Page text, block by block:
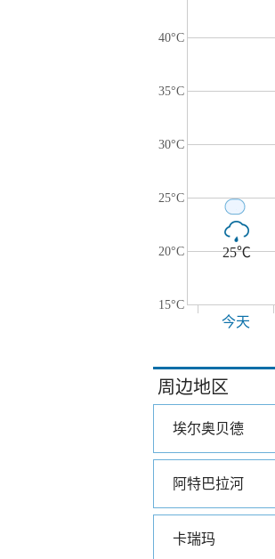
40°C
35°C
30°C
25°C
20°C
15°C
25℃
今天
周边地区
埃尔奥贝德
阿特巴拉河
卡瑞玛